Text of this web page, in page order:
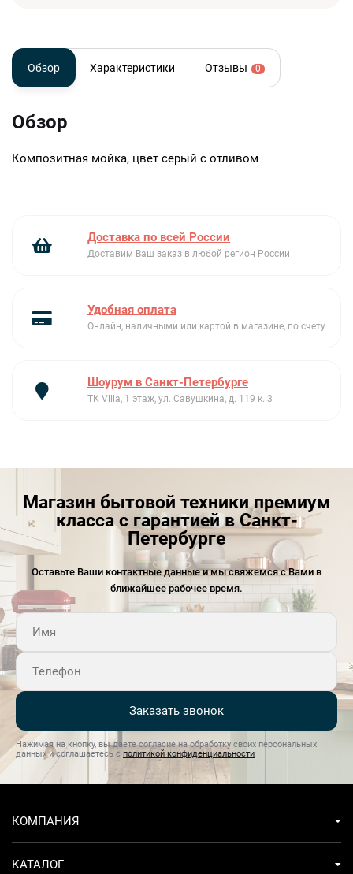
Обзор Характеристики Отзывы 0
Обзор
Композитная мойка, цвет серый с отливом
Доставка по всей России
Доставим Ваш заказ в любой регион России
Удобная оплата
Онлайн, наличными или картой в магазине, по счету
Шоурум в Санкт-Петербурге
ТК Villa, 1 этаж, ул. Савушкина, д. 119 к. 3
Магазин бытовой техники премиум
класса с гарантией в Санкт-
Петербурге
Оставьте Ваши контактные данные и мы свяжемся с Вами в
ближайшее рабочее время.
Заказать звонок
Нажимая на кнопку, вы даете согласие на обработку своих персональных
данных и соглашаетесь с политикой конфиденциальности
КОМПАНИЯ
КАТАЛОГ